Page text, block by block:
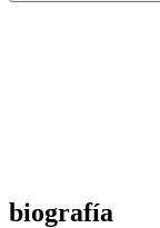
biografía